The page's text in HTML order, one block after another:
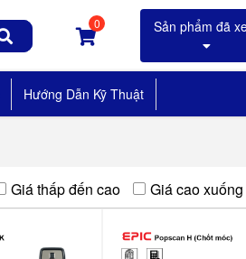
0
Hướng Dẫn Kỹ Thuật
Giá thấp đến cao Giá cao